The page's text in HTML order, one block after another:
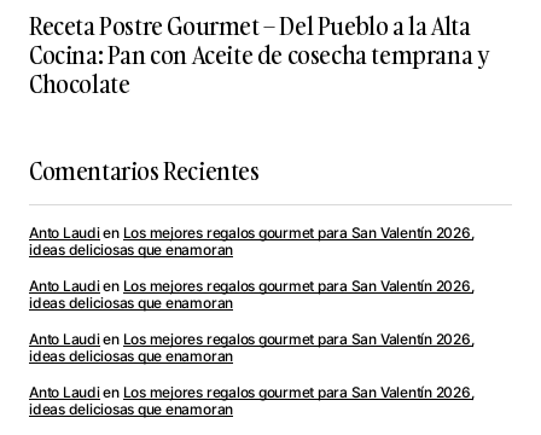
Receta Postre Gourmet – Del Pueblo a la Alta
Cocina: Pan con Aceite de cosecha temprana y
Chocolate
Comentarios Recientes
Anto Laudien Los mejores regalos gourmet para San Valentín 2026,
ideas deliciosas que enamoran
Anto Laudien Los mejores regalos gourmet para San Valentín 2026,
ideas deliciosas que enamoran
Anto Laudien Los mejores regalos gourmet para San Valentín 2026,
ideas deliciosas que enamoran
Anto Laudien Los mejores regalos gourmet para San Valentín 2026,
ideas deliciosas que enamoran